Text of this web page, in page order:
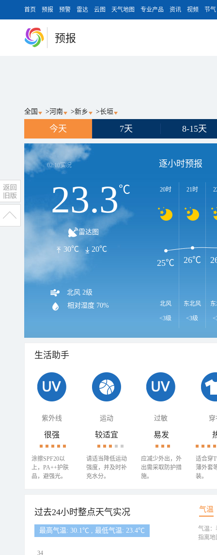
首页 预报 预警 雷达 云图 天气地图 专业产品 资讯 视频 节气
预报
全国 >河南 >新乡 >长垣
今天 7天 8-15天
02:10实况
23.3℃
雷达图
30℃ 20℃
北风 2级
相对湿度 70%
逐小时预报
20时
北风
<3级
21时
东北风
<3级
25℃ 26℃
生活助手
紫外线 运动 过敏 穿
很强
涂擦SPF20以
上，PA++护肤
品，避强光。
较适宜
请适当降低运动
强度，并及时补
充水分。
易发
应减少外出，外
出需采取防护措
施。
适合穿
薄外套
装。
过去24小时整点天气实况 气温
最高气温: 30.1℃ , 最低气温: 23.4℃
34
气温：
指离地